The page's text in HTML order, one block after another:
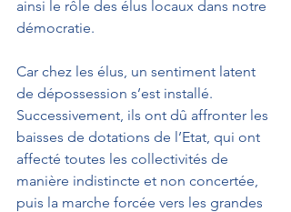
ainsi le rôle des élus locaux dans notre
démocratie.
Car chez les élus, un sentiment latent
de dépossession s’est installé.
Successivement, ils ont dû affronter les
baisses de dotations de l’Etat, qui ont
affecté toutes les collectivités de
manière indistincte et non concertée,
puis la marche forcée vers les grandes